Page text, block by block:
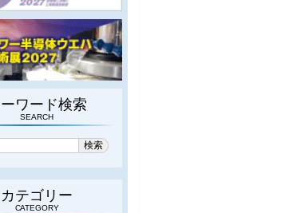
ワード検索
SEARCH
カテゴリー
CATEGORY